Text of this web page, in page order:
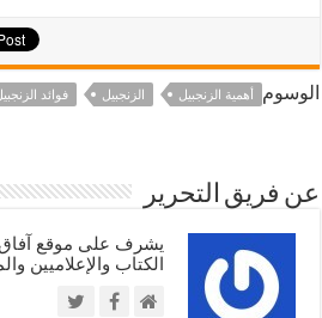
الوسوم أهمية الزنجبيل الزنجبيل فوائد
عن فريق التحرير
يشرف على موقع آفاق
الكتاب والإعلاميين